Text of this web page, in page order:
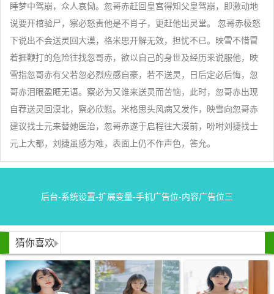
睡梦中驾崩，众人哀恸。忽哥赤赶回皇宫得知父皇驾崩，即激动地
说要开棺验尸，察必怒责他是不肖子，更赶他出灵堂。 忽哥赤极怒
下说出不会送灵回大漠，格米思开解无效，担忧不已。映雪不惜冒
着捱鞭打的危险往找忽哥赤，欲以自己的身世及经历来说服他，映
雪指忽哥赤有父若忽必烈应感自豪，若不送灵，日后定必后悔，忽
哥赤泪眼盈眶无语。察必为又谁来送灵而苦恼，此时，忽哥赤出现
自荐送灵回漠北，察必欣慰。米格思头风病又发作，映雪向忽哥赤
建议找士元来替她医治，忽哥赤遂于启程往大漠前，吩咐刘捷找士
元上大都，刘捷虽感为难，表面上仍不作声色，答允。
后台-系统设置-扩展变量-手机广告位-内容广告位三
猜你喜欢